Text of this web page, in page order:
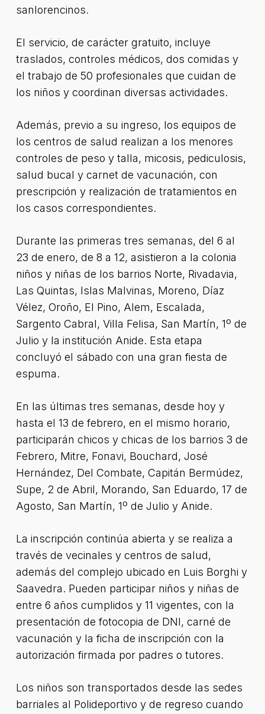
sanlorencinos.
El servicio, de carácter gratuito, incluye
traslados, controles médicos, dos comidas y
el trabajo de 50 profesionales que cuidan de
los niños y coordinan diversas actividades.
Además, previo a su ingreso, los equipos de
los centros de salud realizan a los menores
controles de peso y talla, micosis, pediculosis,
salud bucal y carnet de vacunación, con
prescripción y realización de tratamientos en
los casos correspondientes.
Durante las primeras tres semanas, del 6 al
23 de enero, de 8 a 12, asistieron a la colonia
niños y niñas de los barrios Norte, Rivadavia,
Las Quintas, Islas Malvinas, Moreno, Díaz
Vélez, Oroño, El Pino, Alem, Escalada,
Sargento Cabral, Villa Felisa, San Martín, 1º de
Julio y la institución Anide. Esta etapa
concluyó el sábado con una gran fiesta de
espuma.
En las últimas tres semanas, desde hoy y
hasta el 13 de febrero, en el mismo horario,
participarán chicos y chicas de los barrios 3 de
Febrero, Mitre, Fonavi, Bouchard, José
Hernández, Del Combate, Capitán Bermúdez,
Supe, 2 de Abril, Morando, San Eduardo, 17 de
Agosto, San Martín, 1º de Julio y Anide.
La inscripción continúa abierta y se realiza a
través de vecinales y centros de salud,
además del complejo ubicado en Luis Borghi y
Saavedra. Pueden participar niños y niñas de
entre 6 años cumplidos y 11 vigentes, con la
presentación de fotocopia de DNI, carné de
vacunación y la ficha de inscripción con la
autorización firmada por padres o tutores.
Los niños son transportados desde las sedes
barriales al Polideportivo y de regreso cuando